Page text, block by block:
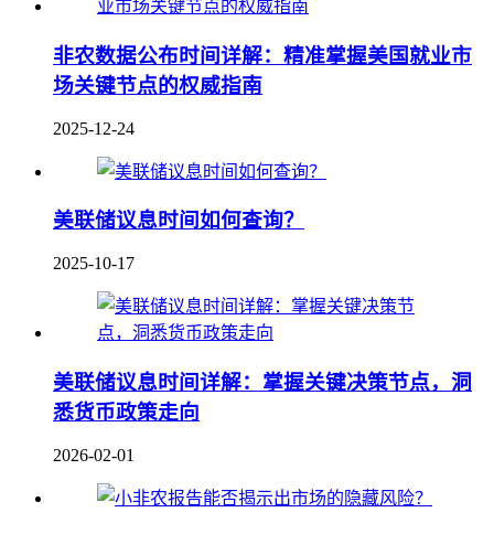
非农数据公布时间详解：精准掌握美国就业市
场关键节点的权威指南
2025-12-24
美联储议息时间如何查询？
2025-10-17
美联储议息时间详解：掌握关键决策节点，洞
悉货币政策走向
2026-02-01